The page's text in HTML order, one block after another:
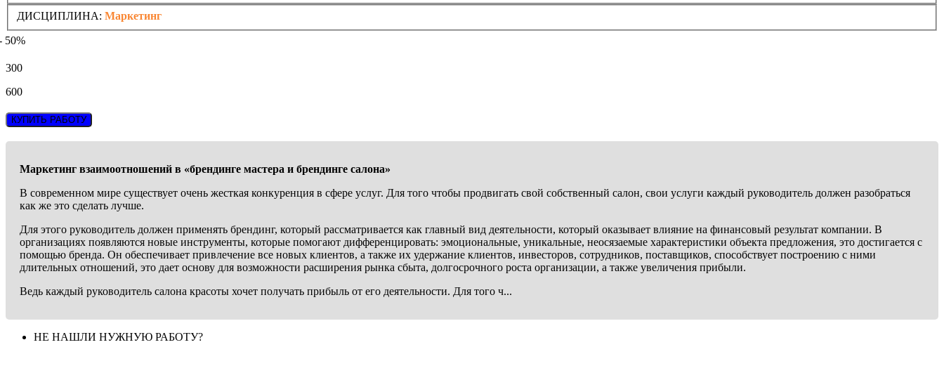
ДИСЦИПЛИНА: Маркетинг
50%
300
600
КУПИТЬ РАБОТУ
Маркетинг взаимоотношений в «брендинге мастера и брендинге салона»
В современном мире существует очень жесткая конкуренция в сфере услуг. Для того чтобы продвигать свой собственный салон, свои услуги каждый руководитель должен разобраться
как же это сделать лучше.
Для этого руководитель должен применять брендинг, который рассматривается как главный вид деятельности, который оказывает влияние на финансовый результат компании. В
организациях появляются новые инструменты, которые помогают дифференцировать: эмоциональные, уникальные, неосязаемые характеристики объекта предложения, это достигается с
помощью бренда. Он обеспечивает привлечение все новых клиентов, а также их удержание клиентов, инвесторов, сотрудников, поставщиков, способствует построению с ними
длительных отношений, это дает основу для возможности расширения рынка сбыта, долгосрочного роста организации, а также увеличения прибыли.
Ведь каждый руководитель салона красоты хочет получать прибыль от его деятельности. Для того ч...
НЕ НАШЛИ НУЖНУЮ РАБОТУ?